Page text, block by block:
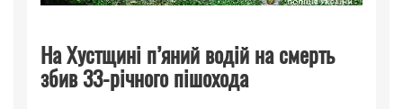
На Хустщині п’яний водій на смерть
збив 33-річного пішохода